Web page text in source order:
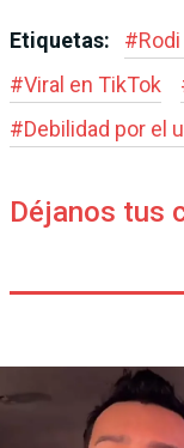
Etiquetas: #
#Viral en TikTok
#Debilidad por el
Déjanos tus